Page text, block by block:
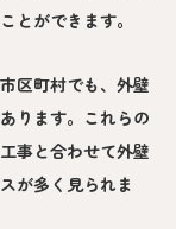
とができます。
区町村でも、外壁
ります。これらの
事と合わせて外壁
が多く見られま